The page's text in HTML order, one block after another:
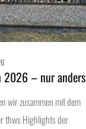
2026 – nur anders
wir zusammen mit dem
thws Highlights der